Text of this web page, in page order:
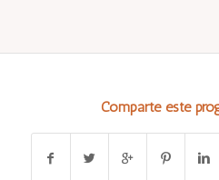
Comparte este